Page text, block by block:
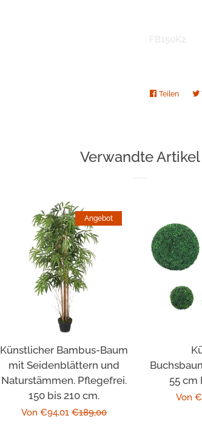
FB150K2
Teilen
Verwandte Artikel
Künstlicher Bambus-Baum
mit Seidenblättern und
Naturstämmen. Pflegefrei.
150 bis 210 cm.
Sonderpreis
Von €94,01 Normaler
€189,00
Angebot
55 cm
Von